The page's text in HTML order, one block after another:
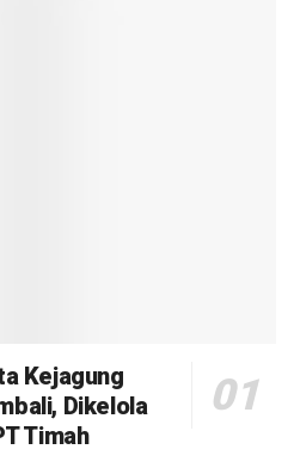
Kejagung
Dikelola
Timah